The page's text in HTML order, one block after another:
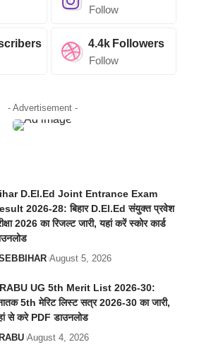
Follow
4.4k Followers
Follow
- Advertisement -
D.El.Ed Joint Entrance Exam
2026-28: बिहार D.El.Ed संयुक्त प्रवेश
2026 का रिजल्ट जारी, यहां करें स्कोर कार्ड
BIHAR August 5, 2026
UG 5th Merit List 2026-30:
5th मेरिट लिस्ट सत्र 2026-30 का जारी,
से करे PDF डाउनलोड
August 4, 2026